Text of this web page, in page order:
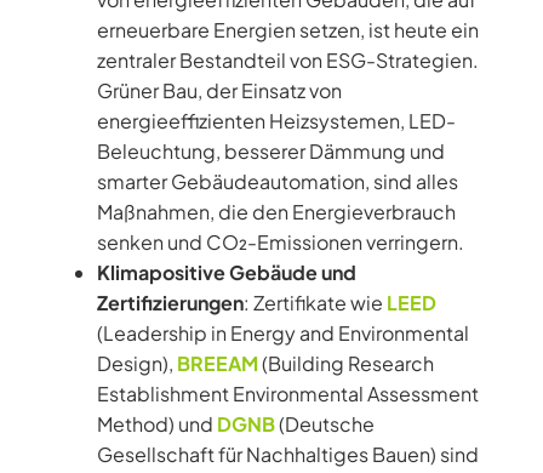
erneuerbare Energien setzen, ist heute ein
zentraler Bestandteil von ESG-Strategien.
Grüner Bau, der Einsatz von
energieeffizienten Heizsystemen, LED-
Beleuchtung, besserer Dämmung und
smarter Gebäudeautomation, sind alles
Maßnahmen, die den Energieverbrauch
senken und CO₂-Emissionen verringern.
Klimapositive Gebäude und
Zertifizierungen: Zertifikate wie LEED
(Leadership in Energy and Environmental
Design), BREEAM(Building Research
Establishment Environmental Assessment
Method) und DGNB(Deutsche
Gesellschaft für Nachhaltiges Bauen) sind